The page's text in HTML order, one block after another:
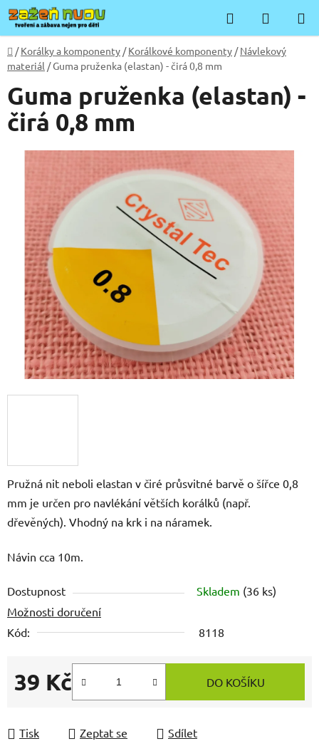
Přejít
na
obsah
Hledat
KOŠÍK
Domů
/ Korálky a komponenty / Korálkové komponenty / Návlekový
materiál /Guma pruženka (elastan) - čirá 0,8 mm
Pružná nit neboli elastan v čiré průsvitné barvě o šířce 0,8
mm je určen pro navlékání větších korálků (např.
dřevěných). Vhodný na krk i na náramek.
Návin cca 10m.
Dostupnost Skladem (36 ks)
Možnosti doručení
Kód:
8118
39 Kč
Měrná cena:
DO KOŠÍKU
Tisk Zeptat se Sdílet
Guma pruženka (elastan) -
čirá 0,8 mm